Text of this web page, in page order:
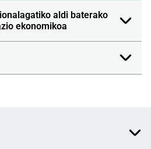
aldi baterako
ekonomikoa